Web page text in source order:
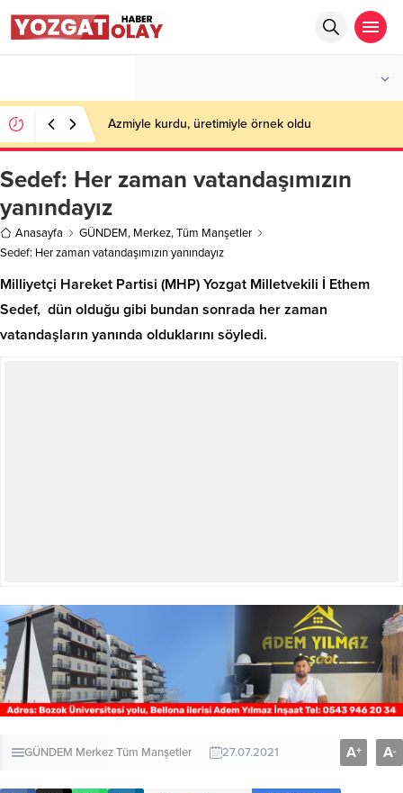
Azmiyle kurdu, üretimiyle örnek oldu
Sedef: Her zaman vatandaşımızın
yanındayız
Anasayfa GÜNDEM, Merkez,Tüm Manşetler
Sedef: Her zaman vatandaşımızın yanındayız
Milliyetçi Hareket Partisi (MHP) Yozgat Milletvekili İ Ethem
Sedef, dün olduğu gibi bundan sonrada her zaman
vatandaşların yanında olduklarını söyledi.
GÜNDEM MerkezTüm Manşetler 27.07.2021 A+ A-